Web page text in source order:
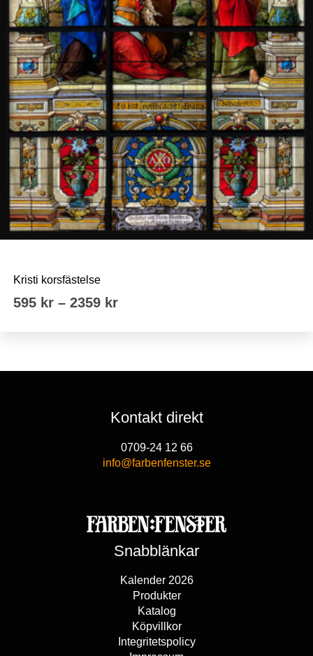
Kristi korsfästelse
595 kr – 2359 krPrisintervall:
Kontakt direkt
0709-24 12 66
info@farbenfenster.se
Snabblänkar
Kalender 2026
Produkter
Katalog
Köpvillkor
Integritetspolicy